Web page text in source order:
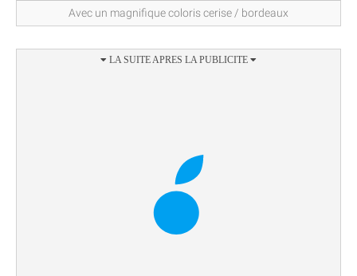
Avec un magnifique coloris cerise / bordeaux